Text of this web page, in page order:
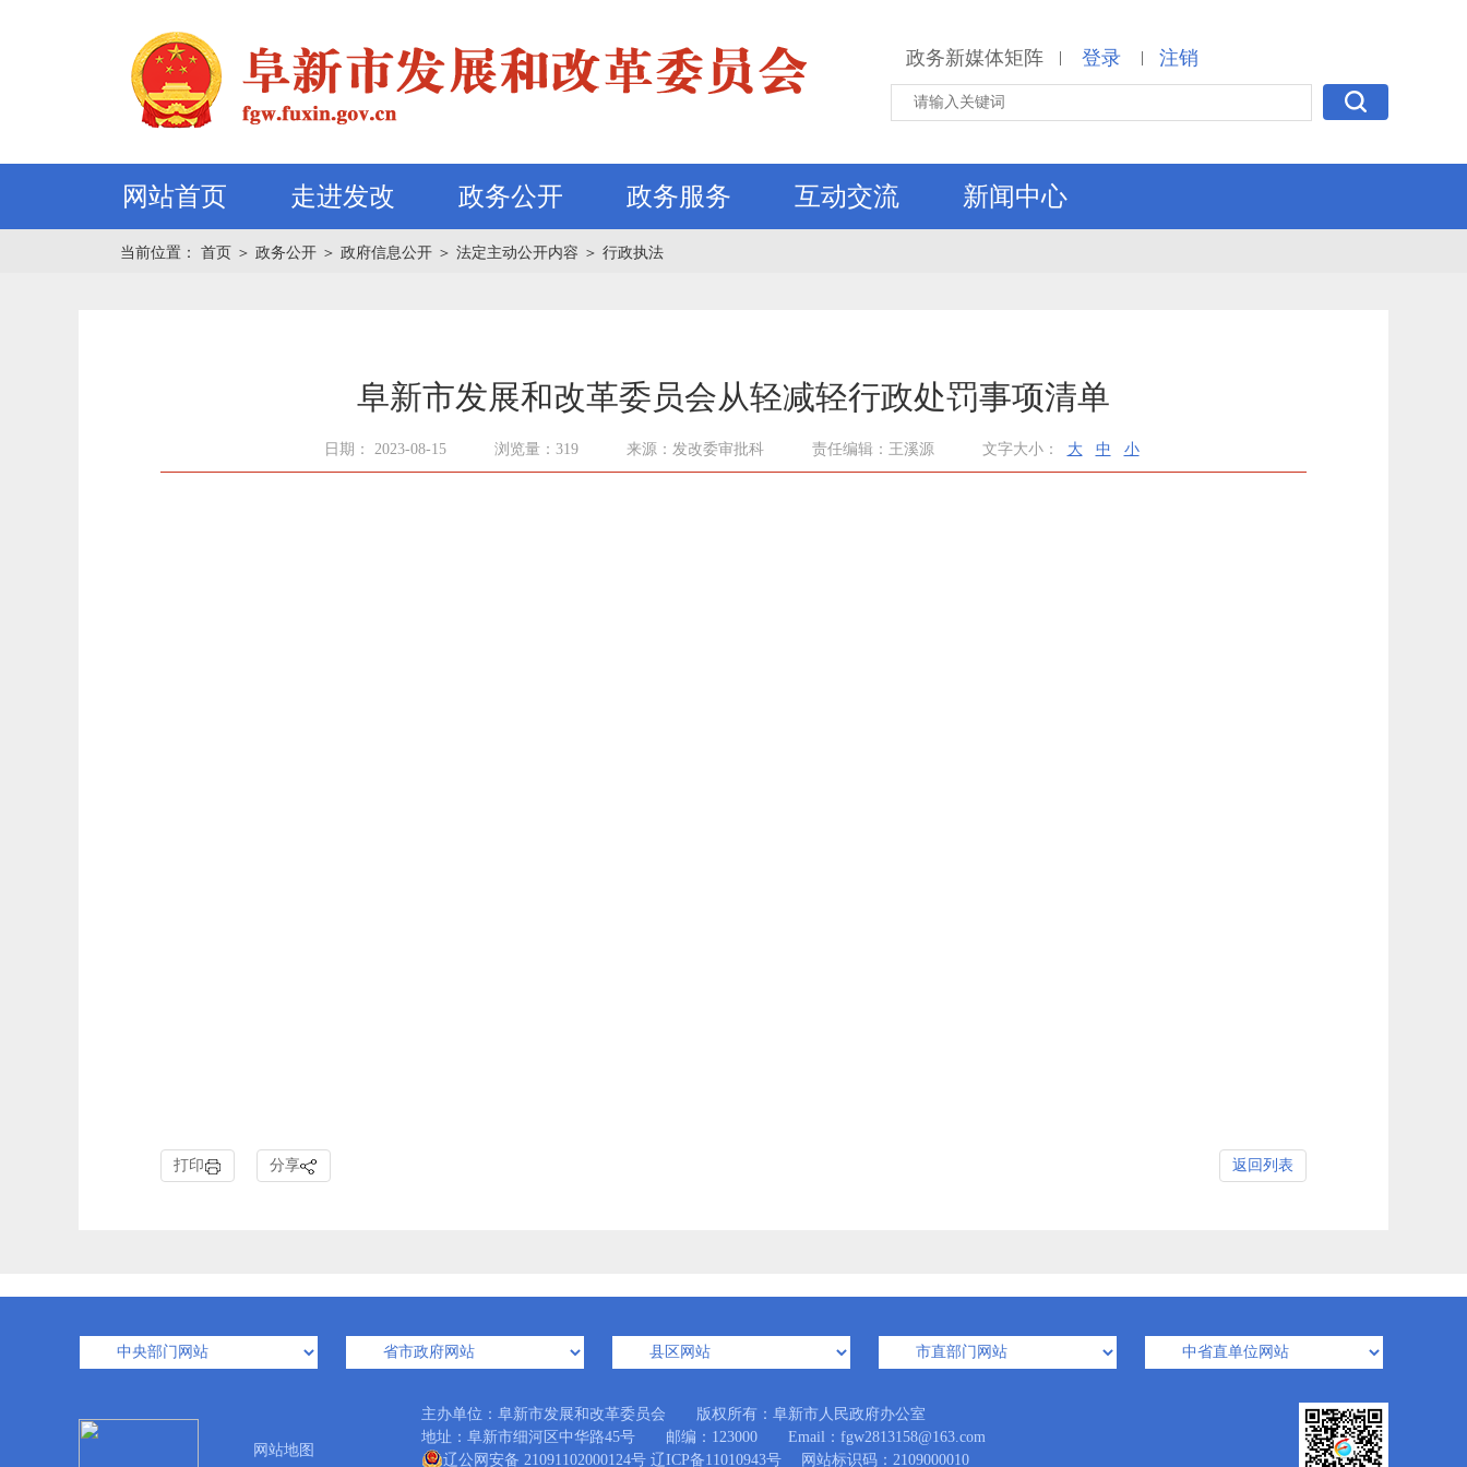
政务新媒体矩阵 | 登录 | 注销
网站首页 走进发改 政务公开 政务服务 互动交流 新闻中心
当前位置： 首页 ＞ 政务公开 ＞ 政府信息公开 ＞ 法定主动公开内容 ＞ 行政执法
阜新市发展和改革委员会从轻减轻行政处罚事项清单
日期： 2023-08-15 浏览量：319 来源：发改委审批科 责任编辑：王溪源 文字大小： 大 中 小
打印 分享 返回列表
网站地图
主办单位：阜新市发展和改革委员会 版权所有：阜新市人民政府办公室
地址：阜新市细河区中华路45号 邮编：123000 Email：fgw2813158@163.com
辽公网安备 21091102000124号 辽ICP备11010943号 网站标识码：2109000010